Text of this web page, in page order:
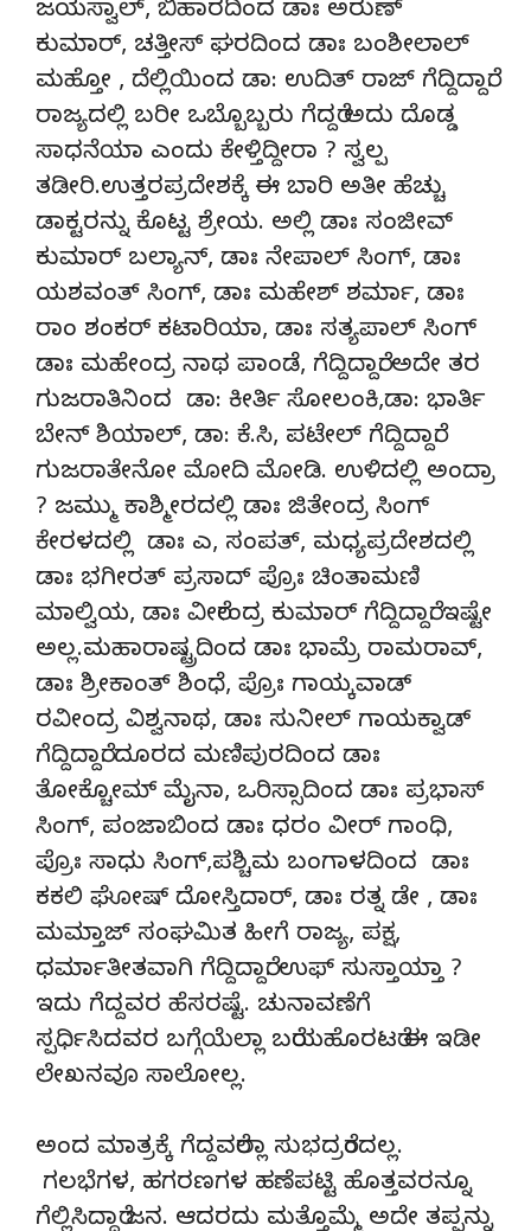
ಜಯಸ್ವಾಲ್, ಬಿಹಾರದಿಂದ ಡಾಃ ಅರುಣ್
ಕುಮಾರ್, ಚತ್ತೀಸ್ ಘರದಿಂದ ಡಾಃ ಬಂಶೀಲಾಲ್
ಮಹ್ತೋ , ದೆಲ್ಲಿಯಿಂದ ಡಾ: ಉದಿತ್ ರಾಜ್ ಗೆದ್ದಿದ್ದಾರೆ.
ರಾಜ್ಯದಲ್ಲಿ ಬರೀ ಒಬ್ಬೊಬ್ಬರು ಗೆದ್ದರೆ ಅದು ದೊಡ್ಡ
ಸಾಧನೆಯಾ ಎಂದು ಕೇಳ್ತಿದ್ದೀರಾ ? ಸ್ವಲ್ಪ
ತಡೀರಿ.ಉತ್ತರಪ್ರದೇಶಕ್ಕೆ ಈ ಬಾರಿ ಅತೀ ಹೆಚ್ಚು
ಡಾಕ್ಟರನ್ನು ಕೊಟ್ಟ ಶ್ರೇಯ. ಅಲ್ಲಿ ಡಾಃ ಸಂಜೀವ್
ಕುಮಾರ್ ಬಲ್ಯಾನ್, ಡಾಃ ನೇಪಾಲ್ ಸಿಂಗ್, ಡಾಃ
ಯಶವಂತ್ ಸಿಂಗ್, ಡಾಃ ಮಹೇಶ್ ಶರ್ಮಾ, ಡಾಃ
ರಾಂ ಶಂಕರ್ ಕಟಾರಿಯಾ, ಡಾಃ ಸತ್ಯಪಾಲ್ ಸಿಂಗ್
ಡಾಃ ಮಹೇಂದ್ರ ನಾಥ ಪಾಂಡೆ, ಗೆದ್ದಿದ್ದಾರೆ. ಅದೇ ತರ
ಗುಜರಾತಿನಿಂದ ಡಾ: ಕೀರ್ತಿ ಸೋಲಂಕಿ,ಡಾ: ಭಾರ್ತಿ
ಬೇನ್ ಶಿಯಾಲ್, ಡಾ: ಕೆ.ಸಿ, ಪಟೇಲ್ ಗೆದ್ದಿದ್ದಾರೆ.
ಗುಜರಾತೇನೋ ಮೋದಿ ಮೋಡಿ. ಉಳಿದಲ್ಲಿ ಅಂದ್ರಾ
? ಜಮ್ಮು ಕಾಶ್ಮೀರದಲ್ಲಿ ಡಾಃ ಜಿತೇಂದ್ರ ಸಿಂಗ್
ಕೇರಳದಲ್ಲಿ ಡಾಃ ಎ, ಸಂಪತ್, ಮಧ್ಯಪ್ರದೇಶದಲ್ಲಿ
ಡಾಃ ಭಗೀರತ್ ಪ್ರಸಾದ್ ಪ್ರೊಃ ಚಿಂತಾಮಣಿ
ಮಾಲ್ವಿಯ, ಡಾಃ ವೀರೇಂದ್ರ ಕುಮಾರ್ ಗೆದ್ದಿದ್ದಾರೆ. ಇಷ್ಟೇ
ಅಲ್ಲ.ಮಹಾರಾಷ್ಟ್ರದಿಂದ ಡಾಃ ಭಾಮ್ರೆ ರಾಮರಾವ್,
ಡಾಃ ಶ್ರೀಕಾಂತ್ ಶಿಂಧೆ, ಪ್ರೊಃ ಗಾಯ್ಕವಾಡ್
ರವೀಂದ್ರ ವಿಶ್ವನಾಥ, ಡಾಃ ಸುನೀಲ್ ಗಾಯಕ್ವಾಡ್
ಗೆದ್ದಿದ್ದಾರೆ. ದೂರದ ಮಣಿಪುರದಿಂದ ಡಾಃ
ತೋಕ್ಚೋಮ್ ಮೈನಾ, ಒರಿಸ್ಸಾದಿಂದ ಡಾಃ ಪ್ರಭಾಸ್
ಸಿಂಗ್, ಪಂಜಾಬಿಂದ ಡಾಃ ಧರಂ ವೀರ್ ಗಾಂಧಿ,
ಪ್ರೊಃ ಸಾಧು ಸಿಂಗ್,ಪಶ್ಚಿಮ ಬಂಗಾಳದಿಂದ ಡಾಃ
ಕಕಲಿ ಘೋಷ್ ದೋಸ್ತಿದಾರ್, ಡಾಃ ರತ್ನ ಡೇ , ಡಾಃ
ಮಮ್ತಾಜ್ ಸಂಘಮಿತ ಹೀಗೆ ರಾಜ್ಯ, ಪಕ್ಷ,
ಧರ್ಮಾತೀತವಾಗಿ ಗೆದ್ದಿದ್ದಾರೆ. ಉಫ್ ಸುಸ್ತಾಯ್ತಾ ?
ಇದು ಗೆದ್ದವರ ಹೆಸರಷ್ಟೆ. ಚುನಾವಣೆಗೆ
ಸ್ಪರ್ಧಿಸಿದವರ ಬಗ್ಗೆಯೆಲ್ಲಾ ಬರೆಯಹೊರಟರೆ ಈ ಇಡೀ
ಲೇಖನವೂ ಸಾಲೋಲ್ಲ.
ಅಂದ ಮಾತ್ರಕ್ಕೆ ಗೆದ್ದವರೆಲ್ಲಾ ಸುಭದ್ರರೆಂದಲ್ಲ.
ಗಲಭೆಗಳ, ಹಗರಣಗಳ ಹಣೆಪಟ್ಟಿ ಹೊತ್ತವರನ್ನೂ
ಗೆಲ್ಲಿಸಿದ್ದಾರೆ ಜನ. ಆದರದು ಮತ್ತೊಮ್ಮೆ ಅದೇ ತಪ್ಪನ್ನು